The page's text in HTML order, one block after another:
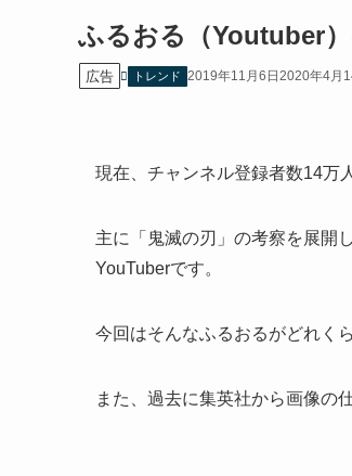
ふるおる（Youtuber
広告 トレンド 2019年11月6日 2020年4月
現在、チャンネル登録者数14万
主に「鬼滅の刃」の考察を展開
YouTuberです。
今回はそんなふるおるがどれく
また、過去に集英社から画像の